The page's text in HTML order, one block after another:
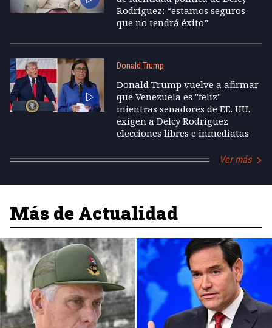
Rodríguez: “estamos seguros
que no tendrá éxito”
Donald Trump
Donald Trump vuelve a afirmar
que Venezuela es "feliz"
mientras senadores de EE. UU.
exigen a Delcy Rodríguez
elecciones libres e inmediatas
Ver más
Más de Actualidad